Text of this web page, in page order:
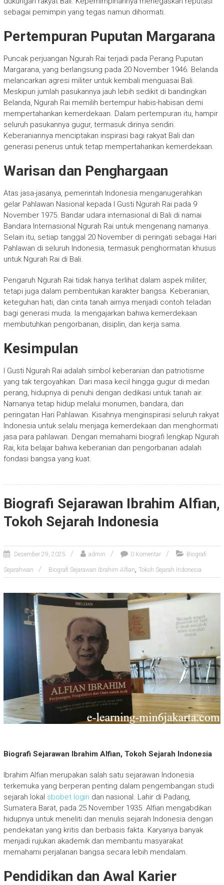
sebagai pemimpin yang tegas namun dihormati.
Pertempuran Puputan Margarana
Puncak perjuangan Ngurah Rai terjadi pada Perang Puputan
Margarana, yang berlangsung pada 20 November 1946. Belanda
melancarkan agresi militer untuk kembali menguasai Bali.
Meskipun jumlah pasukannya jauh lebih sedikit di bandingkan
Belanda, Ngurah Rai memilih bertempur habis-habisan demi
mempertahankan kemerdekaan. Dalam pertempuran itu, hampir
seluruh pasukannya gugur, termasuk dirinya sendiri.
Keberaniannya menciptakan inspirasi bagi rakyat Bali dan
generasi penerus untuk tetap mempertahankan kemerdekaan.
Warisan dan Penghargaan
Atas jasa-jasanya, pemerintah Indonesia menganugerahkan
gelar Pahlawan Nasional kepada I Gusti Ngurah Rai pada 9
November 1975. Bandar udara internasional di Bali di namai
Bandara Internasional Ngurah Rai untuk mengenang namanya.
Selain itu, setiap tanggal 20 November di peringati sebagai Hari
Pahlawan di seluruh Indonesia, termasuk penghormatan khusus
untuk Ngurah Rai di Bali.
Pengaruh Ngurah Rai tidak hanya terlihat dalam aspek militer,
tetapi juga dalam pembentukan karakter bangsa. Keberanian,
keteguhan hati, dan cinta tanah airnya menjadi contoh teladan
bagi generasi muda. Ia mengajarkan bahwa kemerdekaan
membutuhkan pengorbanan, disiplin, dan kerja sama.
Kesimpulan
I Gusti Ngurah Rai adalah simbol keberanian dan patriotisme
yang tak tergoyahkan. Dari masa kecil hingga gugur di medan
perang, hidupnya di penuhi dengan dedikasi untuk tanah air.
Namanya tetap hidup melalui monumen, bandara, dan
peringatan Hari Pahlawan. Kisahnya menginspirasi seluruh rakyat
Indonesia untuk selalu menjaga kemerdekaan dan menghormati
jasa para pahlawan. Dengan memahami biografi lengkap Ngurah
Rai, kita belajar bahwa keberanian dan pengorbanan adalah
fondasi bangsa yang kuat.
Biografi Sejarawan Ibrahim Alfian,
Tokoh Sejarah Indonesia
Desember 29, 2025 admin 0 Komentar Biografi
Sejarahwan Biografi Sejarawan Ibrahim Alfian, Tokoh Sejarah Indonesia
Biografi Sejarawan Ibrahim Alfian, Tokoh Sejarah Indonesia
Ibrahim Alfian merupakan salah satu sejarawan Indonesia
terkemuka yang berperan penting dalam pengembangan studi
sejarah lokal sbobet login dan nasional. Lahir di Padang,
Sumatera Barat, pada 25 November 1935. Alfian mengabdikan
hidupnya untuk meneliti dan menulis sejarah Indonesia dengan
pendekatan yang kritis dan berbasis fakta. Karyanya banyak
menjadi rujukan akademik dan membantu masyarakat
memahami perjalanan bangsa secara lebih mendalam.
Pendidikan dan Awal Karier